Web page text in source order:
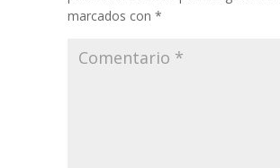
marcados con *